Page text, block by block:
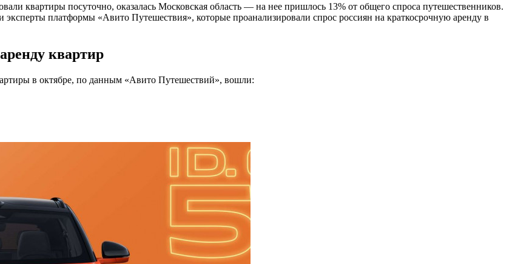
квартиры посуточно, оказалась Московская область — на нее пришлось 13% от общего спроса путешественников.
эксперты платформы «Авито Путешествия», которые проанализировали спрос россиян на краткосрочную аренду в
квартир
в октябре, по данным «Авито Путешествий», вошли: